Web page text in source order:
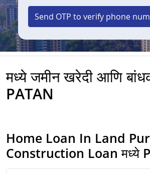
Send OTP to verify phone
मध्ये जमीन खरेदी आणि
PATAN
Home Loan In Land
Construction Loan मध्ये